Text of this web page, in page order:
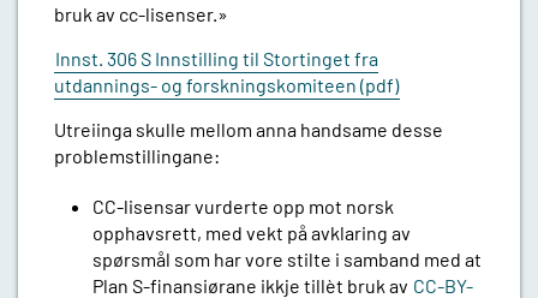
bruk av cc-lisenser.»
Innst. 306 S Innstilling til Stortinget fra
utdannings- og forskningskomiteen (pdf)
Utreiinga skulle mellom anna handsame desse
problemstillingane:
CC-lisensar vurderte opp mot norsk
opphavsrett, med vekt på avklaring av
spørsmål som har vore stilte i samband med at
Plan S-finansiørane ikkje tillèt bruk av CC-BY-